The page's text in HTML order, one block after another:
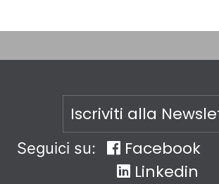
Iscriviti alla
Seguici su: Facebook
Linkedin